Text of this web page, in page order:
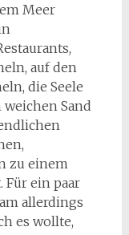
Meer
auf den
die Seele
Sand
zu einem
Für ein paar
allerdings
es wollte,